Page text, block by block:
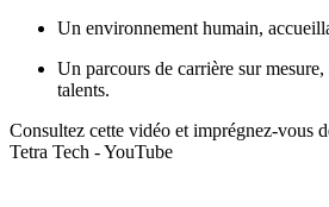
Un environnement humain,
Un parcours de carrière sur
talents.
Consultez cette vidéo et imprégnez-vous
Tetra Tech - YouTube